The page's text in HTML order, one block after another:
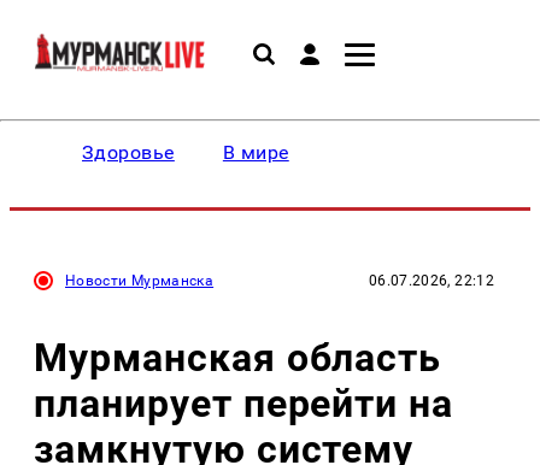
Здоровье В мире
Новости Мурманска 06.07.2026, 22:12
Мурманская область
планирует перейти на
замкнутую систему